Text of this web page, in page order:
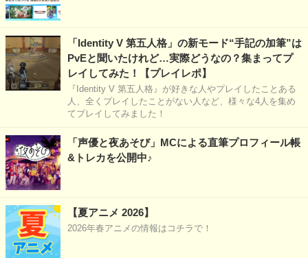
「Identity V 第五人格」の新モード“手記の加筆”は
PvEと聞いたけれど…実際どうなの？集まってプ
レイしてみた！【プレイレポ】
『Identity V 第五人格』が好きな人やプレイしたことある
人、全くプレイしたことがない人など、様々な4人を集め
てプレイしてみました！
「声優と夜あそび」MCによる直筆プロフィール帳
&トレカを公開中♪
【夏アニメ 2026】
2026年春アニメの情報はコチラで！